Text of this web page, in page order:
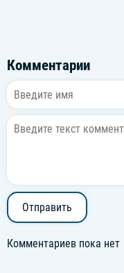
Комментарии
Отправить
Комментариев пока нет